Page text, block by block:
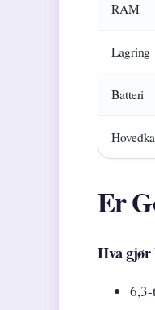
RAM
Lagring
Batteri
Er
Hva gjør